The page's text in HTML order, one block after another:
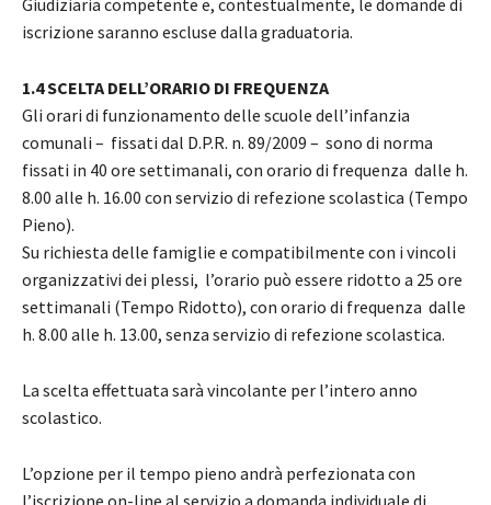
iscrizione saranno escluse dalla graduatoria.
1.4 SCELTA DELL’ORARIO DI FREQUENZA
Gli orari di funzionamento delle scuole dell’infanzia
comunali – fissati dal D.P.R. n. 89/2009 – sono di norma
fissati in 40 ore settimanali, con orario di frequenza dalle h.
8.00 alle h. 16.00 con servizio di refezione scolastica (Tempo
Pieno).
Su richiesta delle famiglie e compatibilmente con i vincoli
organizzativi dei plessi, l’orario può essere ridotto a 25 ore
settimanali (Tempo Ridotto), con orario di frequenza dalle
h. 8.00 alle h. 13.00, senza servizio di refezione scolastica.
La scelta effettuata sarà vincolante per l’intero anno
scolastico.
L’opzione per il tempo pieno andrà perfezionata con
l’iscrizione on-line al servizio a domanda individuale di